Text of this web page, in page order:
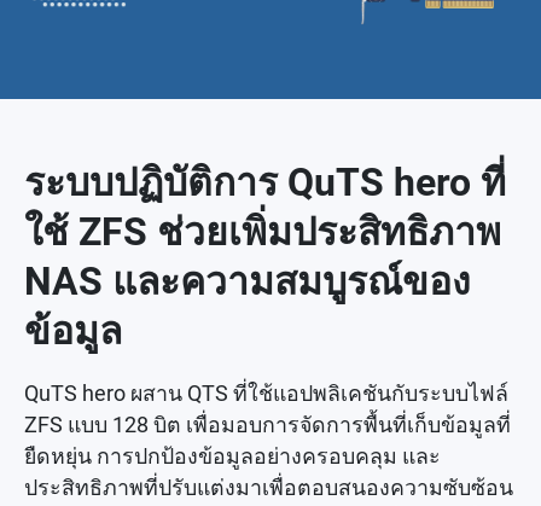
ระบบปฏิบัติการ QuTS hero ที่
ใช้ ZFS ช่วยเพิ่มประสิทธิภาพ
NAS และความสมบูรณ์ของ
ข้อมูล
QuTS hero ผสาน QTS ที่ใช้แอปพลิเคชันกับระบบไฟล์
ZFS แบบ 128 บิต เพื่อมอบการจัดการพื้นที่เก็บข้อมูลที่
ยืดหยุ่น การปกป้องข้อมูลอย่างครอบคลุม และ
ประสิทธิภาพที่ปรับแต่งมาเพื่อตอบสนองความซับซ้อน